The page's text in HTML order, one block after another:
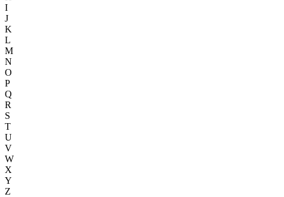
I
J
K
L
M
N
O
P
Q
R
S
T
U
V
W
X
Y
Z